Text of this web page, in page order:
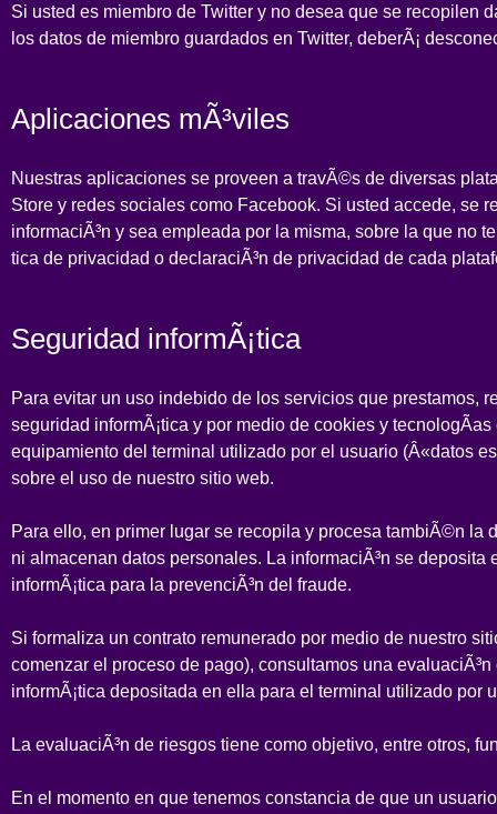
Si usted es miembro de Twitter y no desea que se recopilen
los datos de miembro guardados en Twitter, deberÃ¡
Aplicaciones mÃ³viles
Nuestras aplicaciones se proveen a travÃ©s de diversas
Store y redes sociales como Facebook. Si usted accede, se
informaciÃ³n y sea empleada por la misma, sobre la que no
tica de privacidad o declaraciÃ³n de privacidad de cada
Seguridad informÃ¡tica
Para evitar un uso indebido de los servicios que prestamos,
seguridad informÃ¡tica y por medio de cookies y
equipamiento del terminal utilizado por el usuario (Â«datos
sobre el uso de nuestro sitio web.
Para ello, en primer lugar se recopila y procesa tambiÃ©n la
ni almacenan datos personales. La informaciÃ³n se
informÃ¡tica para la prevenciÃ³n del fraude.
Si formaliza un contrato remunerado por medio de nuestro
comenzar el proceso de pago), consultamos una
informÃ¡tica depositada en ella para el terminal utilizado por
La evaluaciÃ³n de riesgos tiene como objetivo, entre otros,
En el momento en que tenemos constancia de que un